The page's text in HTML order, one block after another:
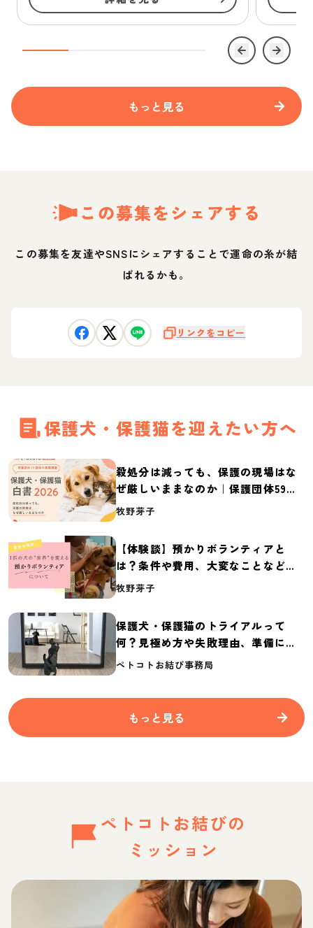
もっと見る
この募集をシェアする
この募集を友達やSNSにシェアすることで運命の糸が結
ばれるかも。
リンクをコピー
保護犬・保護猫を迎えたい方へ
殺処分は減っても、保護の現場はな
ぜ厳しいままなのか｜保護団体59団
体の実態調査【保護犬・保護猫白書
牧野芽子
【体験談】預かりボランティアと
は？条件や費用、大変なことなど紹
介
牧野芽子
保護犬・保護猫のトライアルって
何？見極め方や失敗理由、準備に必
要なものを紹介
ペトコトお結び事務局
もっと見る
ペトコトお結びの
ミッション